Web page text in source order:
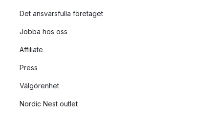
Det ansvarsfulla företaget
Jobba hos oss
Affiliate
Press
Välgörenhet
Nordic Nest outlet